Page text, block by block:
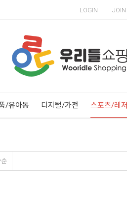
LOGIN JOIN
/유아동 디지털/가전 스포츠/레저